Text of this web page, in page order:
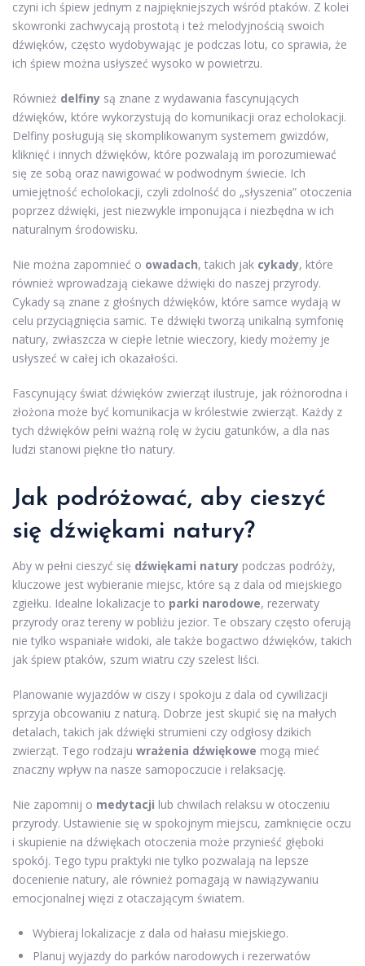
czyni ich śpiew jednym z najpiękniejszych wśród ptaków. Z kolei
skowronki zachwycają prostotą i też melodyjnością swoich
dźwięków, często wydobywając je podczas lotu, co sprawia, że
ich śpiew można usłyszeć wysoko w powietrzu.
Również delfiny są znane z wydawania fascynujących
dźwięków, które wykorzystują do komunikacji oraz echolokacji.
Delfiny posługują się skomplikowanym systemem gwizdów,
kliknięć i innych dźwięków, które pozwalają im porozumiewać
się ze sobą oraz nawigować w podwodnym świecie. Ich
umiejętność echolokacji, czyli zdolność do „słyszenia” otoczenia
poprzez dźwięki, jest niezwykle imponująca i niezbędna w ich
naturalnym środowisku.
Nie można zapomnieć o owadach, takich jak cykady, które
również wprowadzają ciekawe dźwięki do naszej przyrody.
Cykady są znane z głośnych dźwięków, które samce wydają w
celu przyciągnięcia samic. Te dźwięki tworzą unikalną symfonię
natury, zwłaszcza w ciepłe letnie wieczory, kiedy możemy je
usłyszeć w całej ich okazałości.
Fascynujący świat dźwięków zwierząt ilustruje, jak różnorodna i
złożona może być komunikacja w królestwie zwierząt. Każdy z
tych dźwięków pełni ważną rolę w życiu gatunków, a dla nas
ludzi stanowi piękne tło natury.
Jak podróżować, aby cieszyć
się dźwiękami natury?
Aby w pełni cieszyć się dźwiękami natury podczas podróży,
kluczowe jest wybieranie miejsc, które są z dala od miejskiego
zgiełku. Idealne lokalizacje to parki narodowe, rezerwaty
przyrody oraz tereny w pobliżu jezior. Te obszary często oferują
nie tylko wspaniałe widoki, ale także bogactwo dźwięków, takich
jak śpiew ptaków, szum wiatru czy szelest liści.
Planowanie wyjazdów w ciszy i spokoju z dala od cywilizacji
sprzyja obcowaniu z naturą. Dobrze jest skupić się na małych
detalach, takich jak dźwięki strumieni czy odgłosy dzikich
zwierząt. Tego rodzaju wrażenia dźwiękowe mogą mieć
znaczny wpływ na nasze samopoczucie i relaksację.
Nie zapomnij o medytacji lub chwilach relaksu w otoczeniu
przyrody. Ustawienie się w spokojnym miejscu, zamknięcie oczu
i skupienie na dźwiękach otoczenia może przynieść głęboki
spokój. Tego typu praktyki nie tylko pozwalają na lepsze
docenienie natury, ale również pomagają w nawiązywaniu
emocjonalnej więzi z otaczającym światem.
Wybieraj lokalizacje z dala od hałasu miejskiego.
Planuj wyjazdy do parków narodowych i rezerwatów